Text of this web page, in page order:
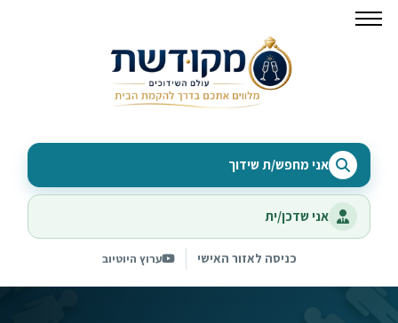
אני מחפש/ת שידוך
אני שדכן/ית
כניסה לאזור האישי ערוץ היוטיוב